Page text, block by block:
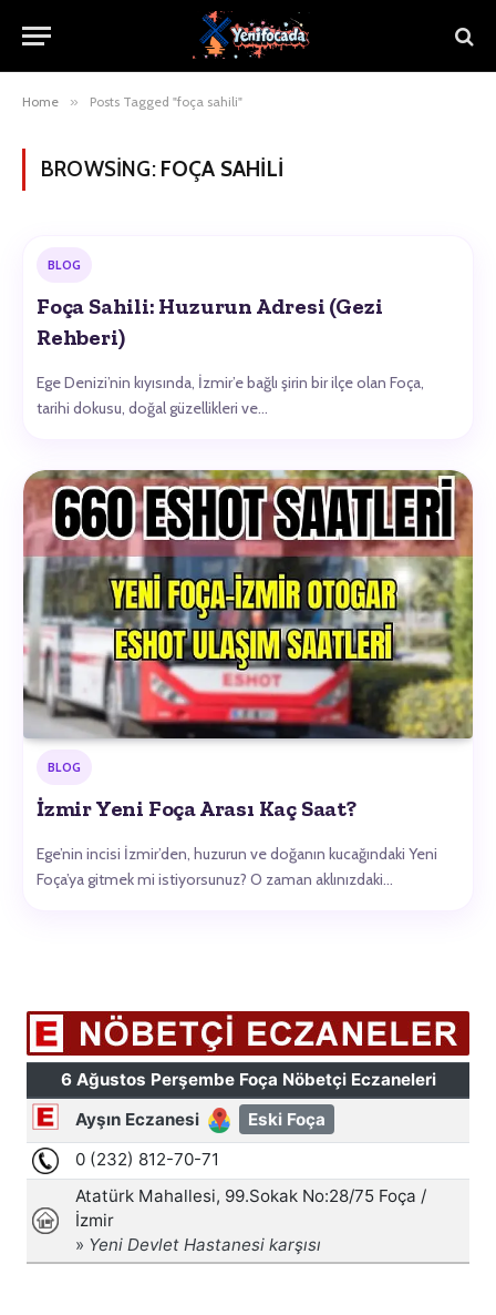
Home » Posts Tagged "foça sahili"
BROWSING: FOÇA SAHILI
BLOG
Foça Sahili: Huzurun Adresi (Gezi
Rehberi)
Ege Denizi’nin kıyısında, İzmir’e bağlı şirin bir ilçe olan Foça,
tarihi dokusu, doğal güzellikleri ve…
BLOG
İzmir Yeni Foça Arası Kaç Saat?
Ege’nin incisi İzmir’den, huzurun ve doğanın kucağındaki Yeni
Foça’ya gitmek mi istiyorsunuz? O zaman aklınızdaki…